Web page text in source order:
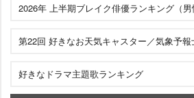
2026年 上半期ブレイク俳優ランキング（男
第22回 好きなお天気キャスター／気象予
好きなドラマ主題歌ランキング